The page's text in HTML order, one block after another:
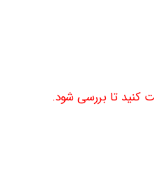
کنید تا بررسی شود.